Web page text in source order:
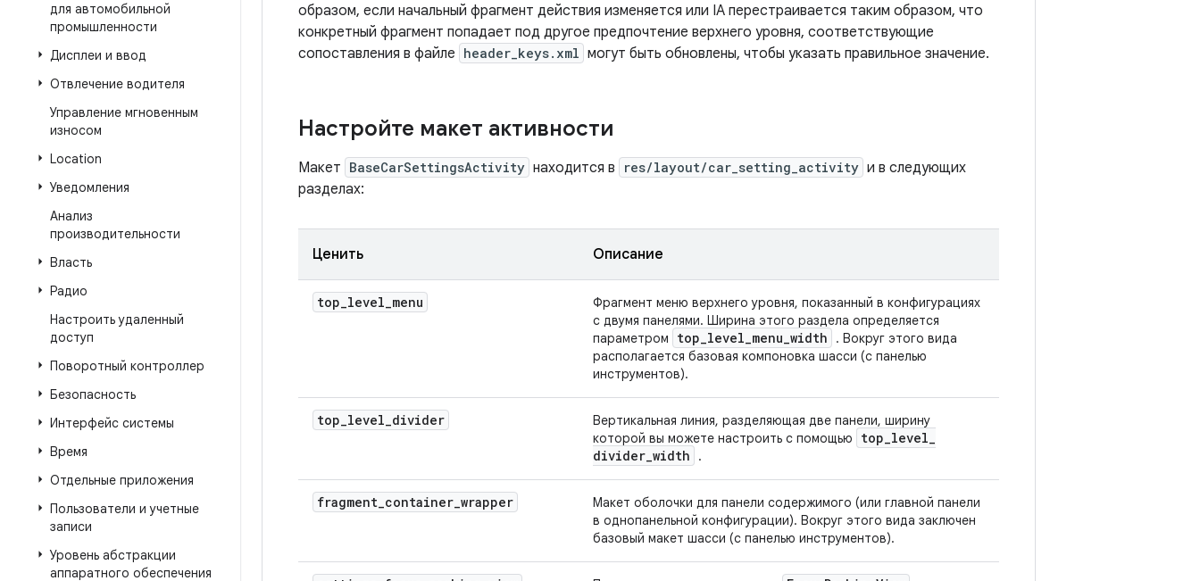
для автомобильной
промышленности
Дисплеи и ввод
Отвлечение водителя
Управление мгновенным
износом
Location
Уведомления
Анализ
производительности
Власть
Радио
Настроить удаленный
доступ
Поворотный контроллер
Безопасность
Интерфейс системы
Время
Отдельные приложения
Пользователи и учетные
записи
Уровень абстракции
аппаратного обеспечения
образом, если начальный фрагмент действия изменяется или IA перестраивается таким образом, что
конкретный фрагмент попадает под другое предпочтение верхнего уровня, соответствующие
сопоставления в файле header_keys.xml могут быть обновлены, чтобы указать правильное значение.
Настройте макет активности
Макет BaseCarSettingsActivity находится в res/layout/car_setting_activity и в следующих
разделах:
Ценить Описание
top_level_menu
Фрагмент меню верхнего уровня, показанный в конфигурациях
с двумя панелями. Ширина этого раздела определяется
параметром
top_level_menu_width
. Вокруг этого вида
располагается базовая компоновка шасси (с панелью
инструментов).
top_level_divider
Вертикальная линия, разделяющая две панели, ширину
которой вы можете настроить с помощью
top_level_
divider_width .
fragment_container_wrapper
Макет оболочки для панели содержимого (или главной панели
в однопанельной конфигурации). Вокруг этого вида заключен
базовый макет шасси (с панелью инструментов).